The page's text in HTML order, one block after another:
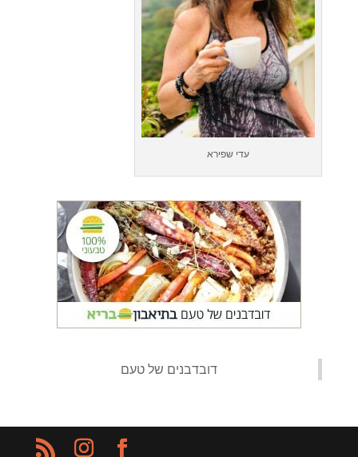
עדי שפירא
‏דובדבנים של טעם‏